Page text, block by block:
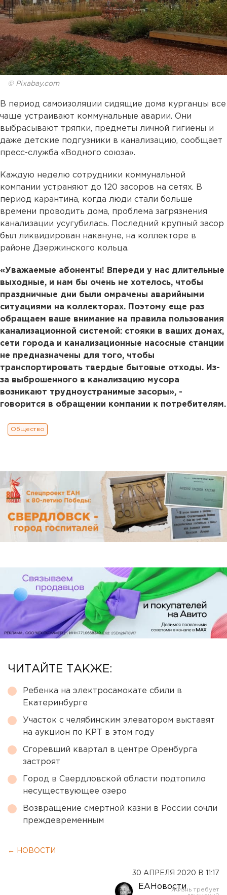
© Pixabay.com
В период самоизоляции сидящие дома курганцы все
чаще устраивают коммунальные аварии. Они
выбрасывают тряпки, предметы личной гигиены и
даже детские подгузники в канализацию, сообщает
пресс-служба «Водного союза».
Каждую неделю сотрудники коммунальной
компании устраняют до 120 засоров на сетях. В
период карантина, когда люди стали больше
времени проводить дома, проблема загрязнения
канализации усугубилась. Последний крупный засор
был ликвидирован накануне, на коллекторе в
районе Дзержинского кольца.
«Уважаемые абоненты! Впереди у нас длительные
выходные, и нам бы очень не хотелось, чтобы
праздничные дни были омрачены аварийными
ситуациями на коллекторах. Поэтому еще раз
обращаем ваше внимание на правила пользования
канализационной системой: стояки в ваших домах,
сети города и канализационные насосные станции
не предназначены для того, чтобы
транспортировать твердые бытовые отходы. Из-
за выброшенного в канализацию мусора
возникают трудноустранимые засоры», -
говорится в обращении компании к потребителям.
Общество
ЧИТАЙТЕ ТАКЖЕ:
Ребенка на электросамокате сбили в
Екатеринбурге
Участок с челябинским элеватором выставят
на аукцион по КРТ в этом году
Сгоревший квартал в центре Оренбурга
застроят
Город в Свердловской области подтопило
несуществующее озеро
Возвращение смертной казни в России сочли
преждевременным
← НОВОСТИ
30 АПРЕЛЯ 2020 В 11:17
ЕАНовости